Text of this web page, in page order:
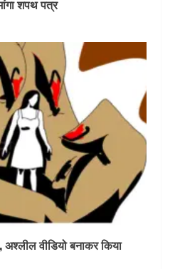
शपथ पत्र
वीडियो बनाकर किया